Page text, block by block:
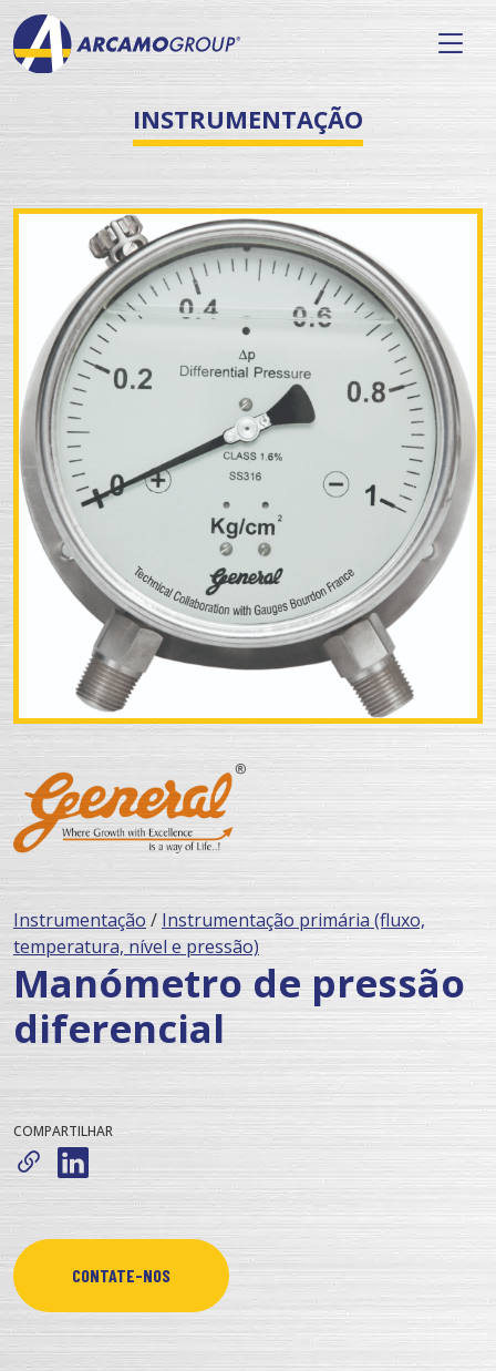
INSTRUMENTAÇÃO
Instrumentação / Instrumentação primária (fluxo,
temperatura, nível e pressão)
Manómetro de pressão
diferencial
COMPARTILHAR
CONTATE-NOS